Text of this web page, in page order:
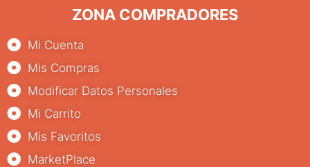
ZONA COMPRADORES
Mi Cuenta
Mis Compras
Modificar Datos Personales
Mi Carrito
Mis Favoritos
MarketPlace